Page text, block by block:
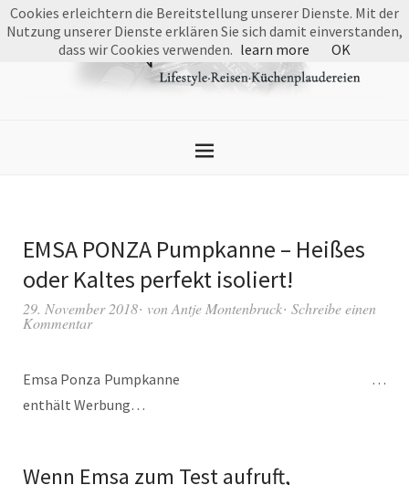
EMSA PONZA Pumpkanne – Heißes
oder Kaltes perfekt isoliert!
29. November 2018 vonAntje Montenbruck Schreibe einen
Kommentar
Emsa Ponza Pumpkanne …
enthält Werbung…
Wenn Emsa zum Test aufruft,
Cookies erleichtern die Bereitstellung unserer Dienste. Mit der
Nutzung unserer Dienste erklären Sie sich damit einverstanden,
dass wir Cookies verwenden. learn more OK